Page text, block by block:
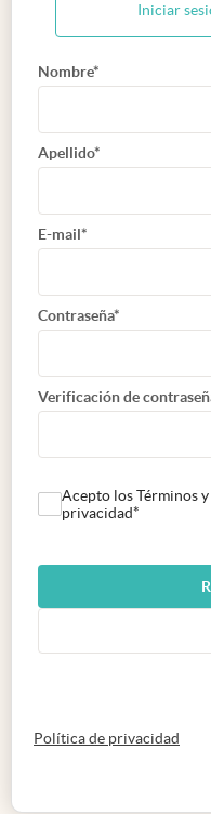
Iniciar
Nombre*
Apellido*
E-mail*
Contraseña*
Verificación de
Acepto los Términos
privacidad*
Política de privacidad